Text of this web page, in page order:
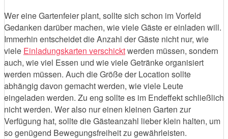
Wer eine Gartenfeier plant, sollte sich schon im Vorfeld
Gedanken darüber machen, wie viele Gäste er einladen will.
Immerhin entscheidet die Anzahl der Gäste nicht nur, wie
viele Einladungskarten verschicktwerden müssen, sondern
auch, wie viel Essen und wie viele Getränke organisiert
werden müssen. Auch die Größe der Location sollte
abhängig davon gemacht werden, wie viele Leute
eingeladen werden. Zu eng sollte es im Endeffekt schließlich
nicht werden. Wer also nur einen kleinen Garten zur
Verfügung hat, sollte die Gästeanzahl lieber klein halten, um
so genügend Bewegungsfreiheit zu gewährleisten.